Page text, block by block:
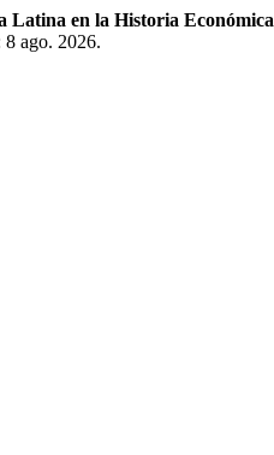
Latina en la Historia Económica
ago. 2026.